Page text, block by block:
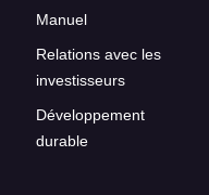
Manuel
Relations avec les
investisseurs
Développement
durable